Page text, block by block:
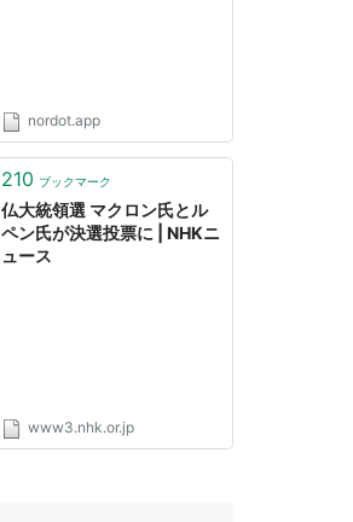
nordot.app
210 ブックマーク
仏大統領選 マクロン氏とル
ペン氏が決選投票に | NHKニ
ュース
www3.nhk.or.jp